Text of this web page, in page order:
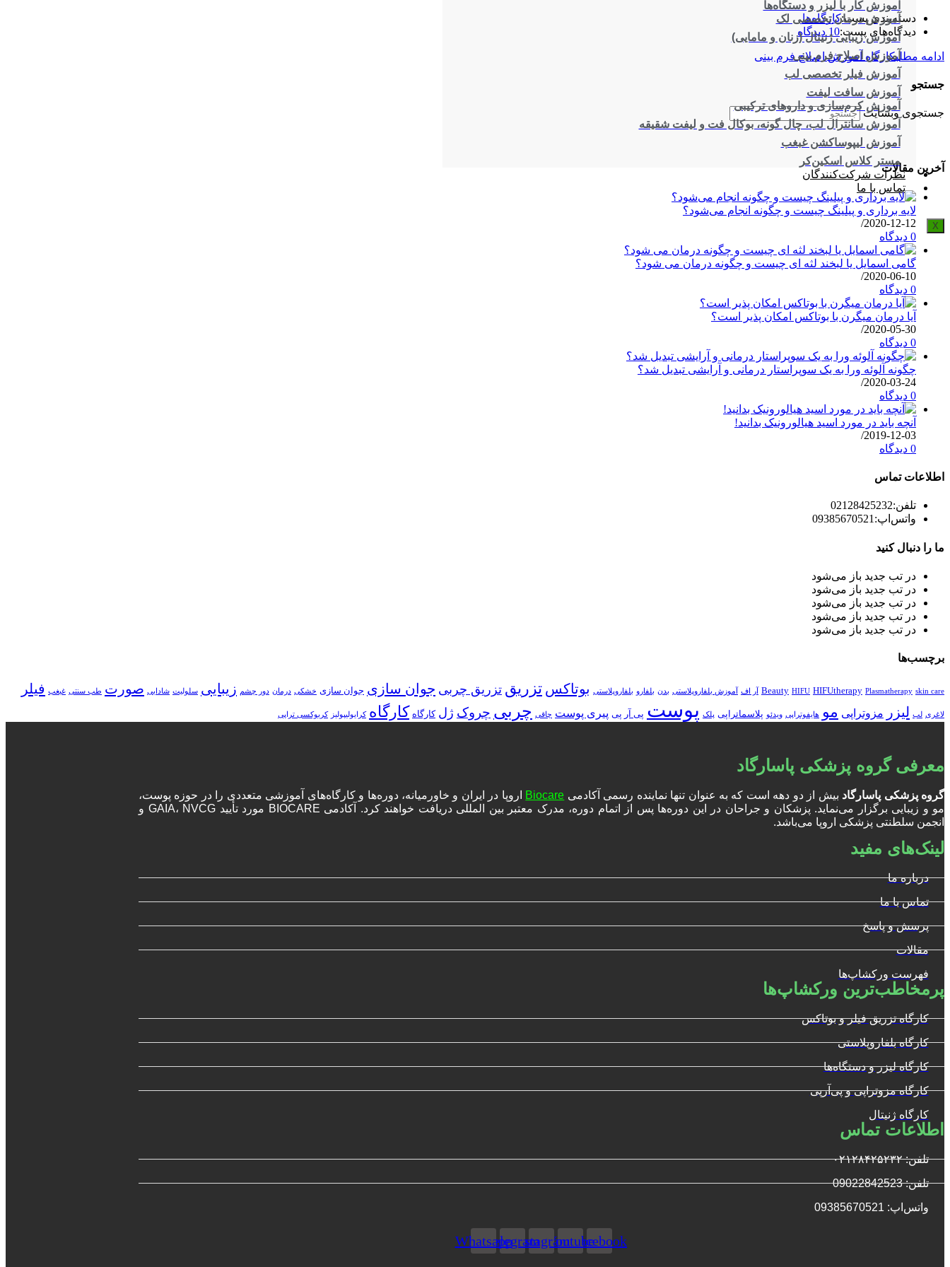
آموزش کار با لیزر و دستگاه‌ها
آموزش درمان تخصصی لک
آموزش زیبایی ژنیتال (زنان و مامایی)
آموزش اصلاح فرم بینی
آموزش فیلر تخصصی لب
آموزش سافت لیفت
آموزش کرم‌سازی و داروهای ترکیبی
آموزش سانترال لب، چال گونه، بوکال فت و لیفت شقیقه
آموزش لیپوساکشن غبغب
مستر کلاس اسکین‌کر
نظرات شرکت‌کنندگان
تماس با ما
X
دسته‌بندی پست:کارگاه‌ها
دیدگاه‌های پست:10 دیدگاه
ادامه مطلبکارگاه آموزش اصلاح فرم بینی
جستجو
جستجوی وبسایت
آخرین مقالات
لایه برداری و پیلینگ چیست و چگونه انجام می‌شود؟
2020-12-12
/
0 دیدگاه
گامی اسمایل یا لبخند لثه ای چیست و چگونه درمان می شود؟
2020-06-10
/
0 دیدگاه
آیا درمان میگرن با بوتاکس امکان پذیر است؟
2020-05-30
/
0 دیدگاه
چگونه آلوئه ورا به یک سوپراستار درمانی و آرایشی تبدیل شد؟
2020-03-24
/
0 دیدگاه
آنچه باید در مورد اسید هیالورونیک بدانید!
2019-12-03
/
0 دیدگاه
اطلاعات تماس
تلفن:02128425232
واتس‌اپ: 09385670521
ما را دنبال کنید
در تب جدید باز می‌شود
در تب جدید باز می‌شود
در تب جدید باز می‌شود
در تب جدید باز می‌شود
در تب جدید باز می‌شود
برچسب‌ها
Beauty HIFU HIFUtherapy Plasmatherapy skin care آر اف آموزش بلفاروپلاستی بدن بلفارو بلفاروپلاستی بوتاکس تزریق تزریق چربی جوان سازی جوان سازی خشکی درمان دور چشم زیبایی سلولیت شادابی صورت طب سنتی غبغب فیلر
لاغری لب لیزر مزوتراپی مو هایفوتراپی ویدئو پلاسماتراپی پلک پوست پی آر پی پیری پوست چاقی چربی چروک ژل کارگاه کارگاه کرایولیپولیز کربوکسی تراپی
معرفی گروه پزشکی پاسارگاد
گروه پزشکی پاسارگاد بیش از دو دهه است که به عنوان تنها نماینده رسمی آکادمی Biocare
اروپا در ایران و خاورمیانه، دوره‌ها و کارگاه‌های آموزشی متعددی را در حوزه پوست،
مو و زیبایی برگزار می‌نماید. پزشکان و جراحان در این دوره‌ها پس از اتمام دوره، مدرک معتبر بین المللی دریافت خواهند کرد. آکادمی BIOCARE مورد تأیید GAIA، NVCG و
انجمن سلطنتی پزشکی اروپا می‌باشد.
لینک‌های مفید
درباره ما
تماس با ما
پرسش و پاسخ
مقالات
فهرست ورکشاپ‌ها
پرمخاطب‌ترین ورکشاپ‌ها
کارگاه تزریق فیلر و بوتاکس
کارگاه بلفاروپلاستی
کارگاه لیزر و دستگاه‌ها
کارگاه مزوتراپی و پی‌آرپی
کارگاه ژنیتال
اطلاعات تماس
تلفن: ۰۲۱۲۸۴۲۵۲۳۲
تلفن: 09022842523
واتس‌‌اپ: 09385670521
Facebook
Youtube
Instagram
Telegram
Whatsapp